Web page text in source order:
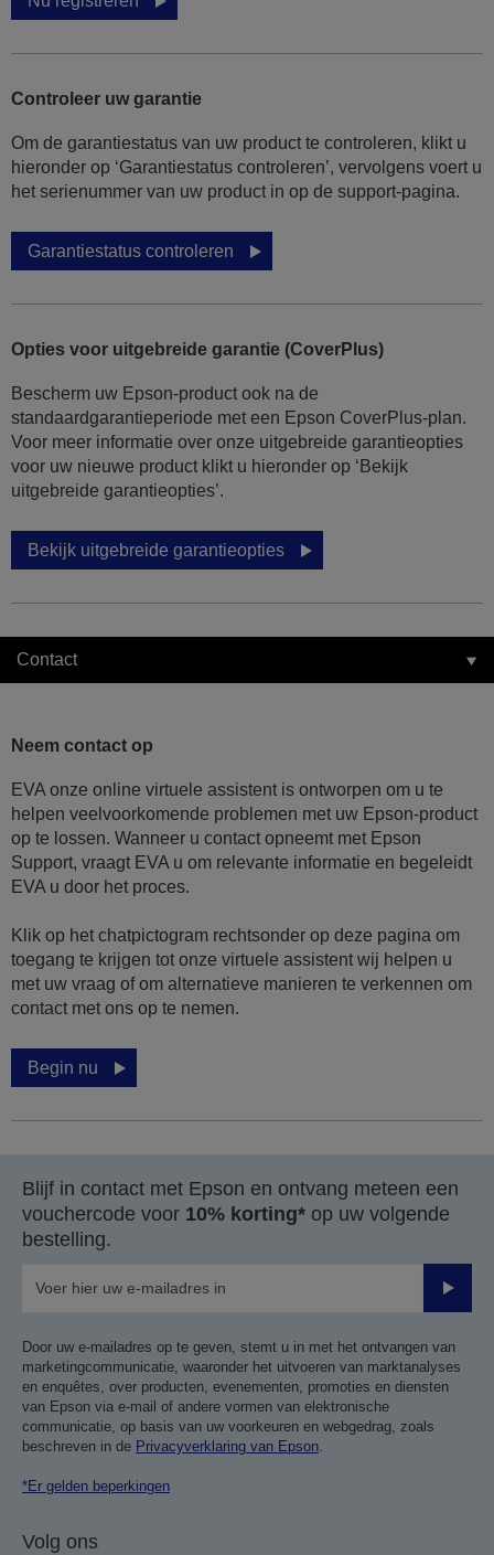
Controleer uw garantie
Om de garantiestatus van uw product te controleren, klikt u
hieronder op ‘Garantiestatus controleren’, vervolgens voert u
het serienummer van uw product in op de support-pagina.
Garantiestatus controleren
Opties voor uitgebreide garantie (CoverPlus)
Bescherm uw Epson-product ook na de
standaardgarantieperiode met een Epson CoverPlus-plan.
Voor meer informatie over onze uitgebreide garantieopties
voor uw nieuwe product klikt u hieronder op ‘Bekijk
uitgebreide garantieopties’.
Bekijk uitgebreide garantieopties
Contact
Neem contact op
EVA onze online virtuele assistent is ontworpen om u te
helpen veelvoorkomende problemen met uw Epson-product
op te lossen. Wanneer u contact opneemt met Epson
Support, vraagt EVA u om relevante informatie en begeleidt
EVA u door het proces.
Klik op het chatpictogram rechtsonder op deze pagina om
toegang te krijgen tot onze virtuele assistent wij helpen u
met uw vraag of om alternatieve manieren te verkennen om
contact met ons op te nemen.
Begin nu
Blijf in contact met Epson en ontvang meteen een
vouchercode voor 10% korting* op uw volgende
bestelling.
Door uw e-mailadres op te geven, stemt u in met het ontvangen van
marketingcommunicatie, waaronder het uitvoeren van marktanalyses
en enquêtes, over producten, evenementen, promoties en diensten
van Epson via e-mail of andere vormen van elektronische
communicatie, op basis van uw voorkeuren en webgedrag, zoals
beschreven in de Privacyverklaring van Epson.
*Er gelden beperkingen
Volg ons